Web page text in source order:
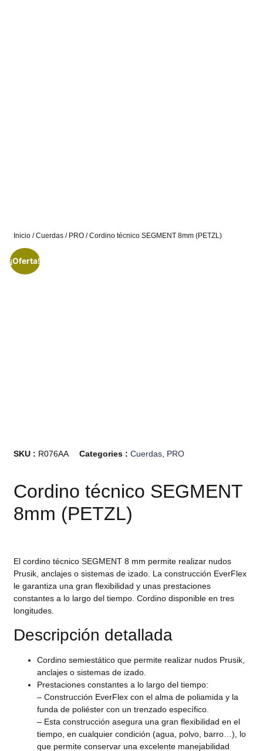
Inicio /Cuerdas / PRO / Cordino técnico SEGMENT 8mm (PETZL)
¡Oferta!
SKU : R076AA Categories :Cuerdas PRO
Cordino técnico SEGMENT
8mm (PETZL)
El cordino técnico SEGMENT 8 mm permite realizar nudos
Prusik, anclajes o sistemas de izado. La construcción EverFlex
le garantiza una gran flexibilidad y unas prestaciones
constantes a lo largo del tiempo. Cordino disponible en tres
longitudes.
Descripción detallada
Cordino semiestático que permite realizar nudos Prusik,
anclajes o sistemas de izado.
Prestaciones constantes a lo largo del tiempo:
– Construcción EverFlex con el alma de poliamida y la
funda de poliéster con un trenzado específico.
– Esta construcción asegura una gran flexibilidad en el
tiempo, en cualquier condición (agua, polvo, barro…), lo
que permite conservar una excelente manejabilidad